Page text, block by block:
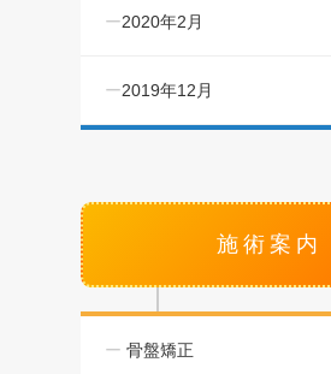
2020年2月
2019年12月
施術案内
骨盤矯正